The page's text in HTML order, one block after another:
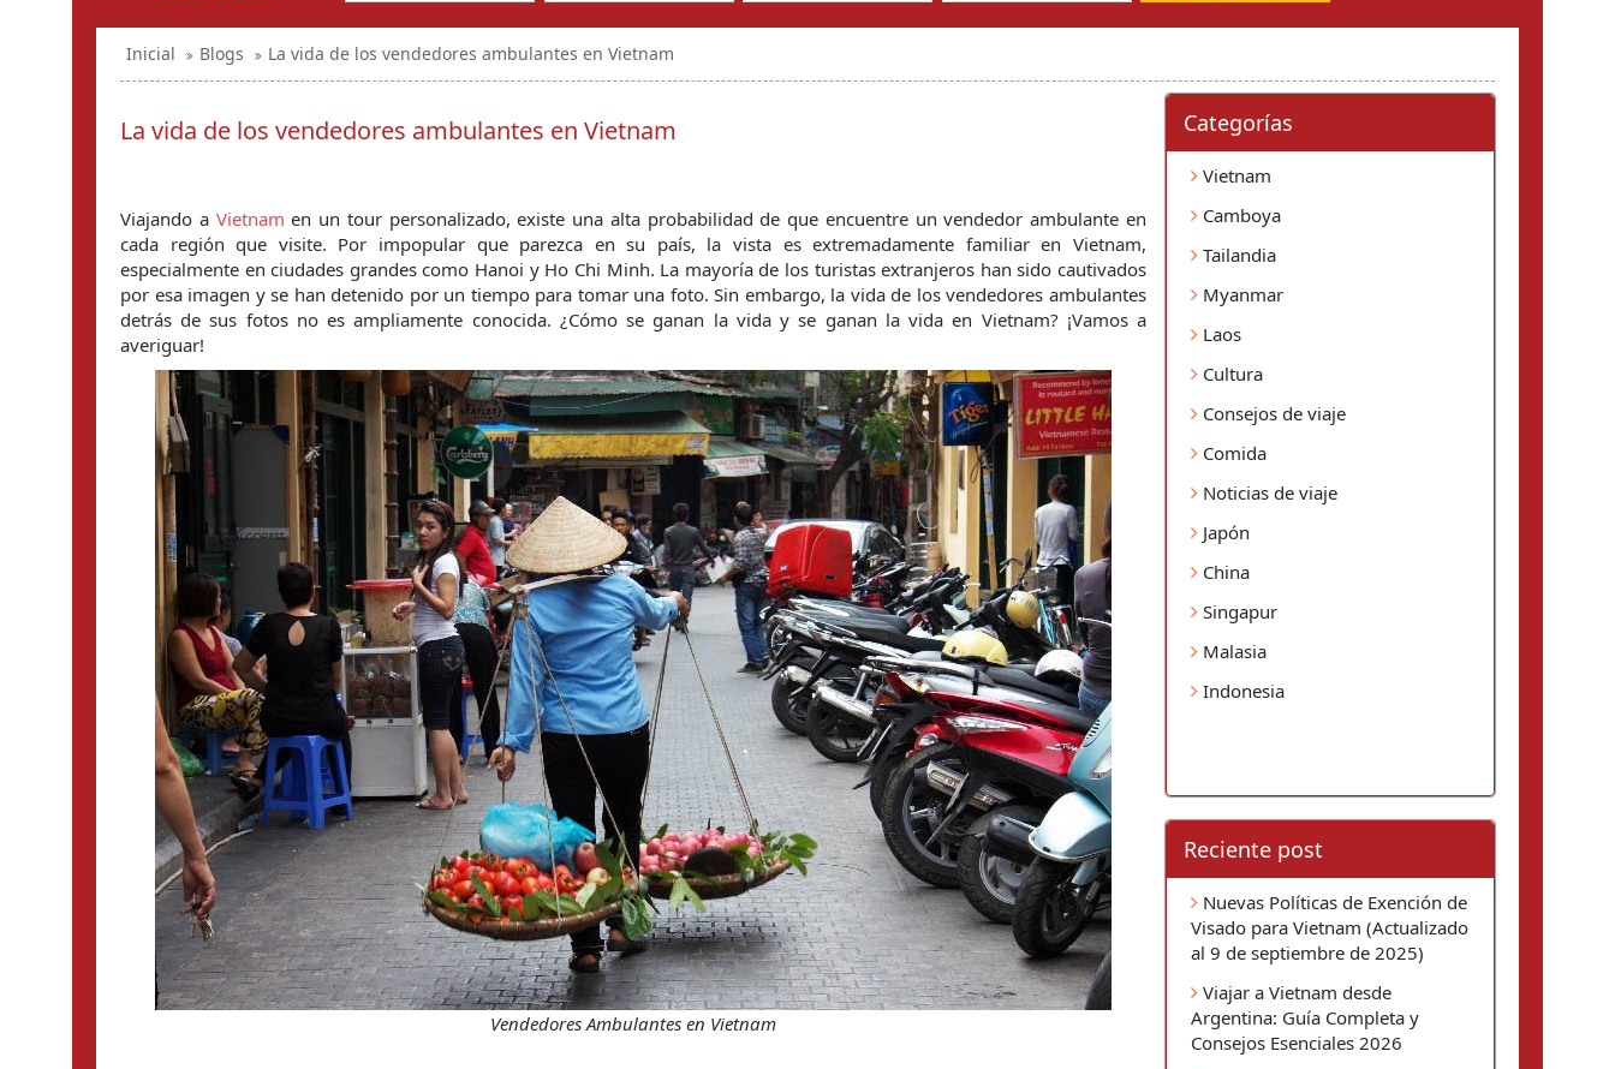
Inicial Blogs La vida de los vendedores ambulantes en Vietnam
La vida de los vendedores ambulantes en Vietnam
Viajando a Vietnam en un tour personalizado, existe una alta probabilidad de que encuentre un vendedor ambulante en
cada región que visite. Por impopular que parezca en su país, la vista es extremadamente familiar en Vietnam,
especialmente en ciudades grandes como Hanoi y Ho Chi Minh. La mayoría de los turistas extranjeros han sido cautivados
por esa imagen y se han detenido por un tiempo para tomar una foto. Sin embargo, la vida de los vendedores ambulantes
detrás de sus fotos no es ampliamente conocida. ¿Cómo se ganan la vida y se ganan la vida en Vietnam? ¡Vamos a
averiguar!
Vendedores Ambulantes en Vietnam
Categorí­as
Vietnam
Camboya
Tailandia
Myanmar
Laos
Cultura
Consejos de viaje
Comida
Noticias de viaje
Japón
China
Singapur
Malasia
Indonesia
Reciente post
Nuevas Políticas de Exención de
Visado para Vietnam (Actualizado
al 9 de septiembre de 2025)
Viajar a Vietnam desde
Argentina: Guía Completa y
Consejos Esenciales 2026